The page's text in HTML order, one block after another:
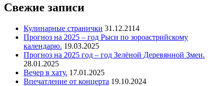
Свежие записи
Кулинарные странички 31.12.2114
Прогноз на 2025 – год Рыси по зороастрийскому
календарю. 19.03.2025
Прогноз на 2025 год – год Зелёной Деревянной Змеи.
28.01.2025
Вечер в хату. 17.01.2025
Впечатление от концерта 19.10.2024